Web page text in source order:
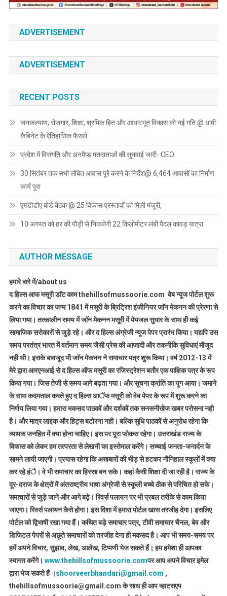
ADVERTISEMENT
ADVERTISEMENT
RECENT POSTS
जनकल्याण, रोजगार, शिक्षा, श्रमिक हित और आधारभूत विकास को नई गति @ धामी
कैबिनेट के ऐतिहासिक फैसले
प्रदेश में विसंगति और अनमैप्ड मतदाताओं की सुनवाई जारी- CEO
30 सितंबर तक सभी लंबित आवास पूरे करने के निर्देश@ 6,464 आवासों का निर्माण
कार्य पूरा
एमडीडीए बोर्ड बैठक @ 25 विकास प्रस्तावों को मिली मंजूरी,
10 अगस्त को हर की पौड़ी से निकलेगी 22 किलोमीटर लंबी पैदल कावड़ यात्रा
AUTHOR MESSAGE
हमारे बारे में/about us
द हिल्स आफ मसूरी डाॅट काम thehillsofmussoorie.com वेब न्यूज पोर्टल शुरू
करने का विचार का जन्म 1841 में मसूरी के ब्रिट्रिश इंजीनियर जाॅन मेकनन की प्रेरणा से
लिया गया। तत्कालीन समय में जाॅन मेकनन मसूरी में पेयजल सुधार के साथ ही कई
सामाजिक सरोकारों से जुड़े रहे। और द हिल्स अंग्रेजी न्यूज पेपर प्रारंभ किया। यद्यपि उस
समय परतंत्र भारत में वर्तमान समय जैसी प्रेस की आजादी और तकनीकि सुविधाएं मौजूद
नही थी। इसके बावजूद भी जाॅन मेकनन ने समाचार पत्र शुरू किया। वर्ष 2012-13 में
मेरे द्वारा आरएनआई से द हिल्स ऑफ मसूरी का रजिस्ट्रेशन बतौर एक पाक्षिक पत्र के रूप
किया गया। जिस तेजी से समय आगे बढ़ता गया। और सूचना क्रांति का युग आया। जमाने
के साथ कदमताल करते हुए द हिल्स आॅफ मसूरी को वेब पेपर के रूप में शुरू करने का
निर्णय लिया गया। हमारा मकसद पाठकों और दर्शकों तक सनसनीखेज खबर परोसना नही
है। और मात्र लाइक और हिट्स बटोरना नही। बल्कि सुधि पाठकों से अनुरोध रहेगा कि
व्यापक जनहित में क्या होना चाहिए। इस पर पूरा फोकस रहेगा। उत्तराखंड राज्य के
विकास को लेकर हम तत्परता से लेखनी का इस्तेमाल करेंगे। सच्चाई जनता-जनार्दन के
सामने लायी जाएगी। प्रयास रहेगा कि अखबारों की भीड़ से हटकर नौनिहाल स्कूलों में क्या
कर रहे हंै। वे भी समाचार का हिस्सा बन सके। कहां कैसी शिक्षा दी जा रही है। राज्य के
दूर-दराज के क्षेत्रों में अंतराष्ट्रीय भाषा अंग्रेजी से स्कूली बच्चे ठीक से परिचित हो सके।
समाचारों से जुड़े जाने और आगे बढ़े। रिवर्स पलायन पर भी प्रबल तरीके से काम किया
जाएगा। रिवर्स पलायन कैसे होगा। इस दिशा में हमारा पोर्टल खास तरजीह देगा। इसलिए
पोर्टल को द्विभाषी रखा गया हैं। कथित बड़े समाचार पत्र, टीवी समाचार चैनल, बेव और
डिजिटल पेपरों से अछूते समाचारों को तरजीह देना ही मकसद है। आप भी समय-समय पर
हमें अपने विचार, सुझाव, लेख, आलेख, टिप्पणी भेज सकते हैं। हम हमेशा ही आपका
स्वागत करेंगे। www.thehillsofmussoorie.comपर आप अपने विचार इमेल
द्वारा भेज सकते हैं ।shoorveerbhandari@gmail.com ,
thehillsofmussoorie@gmail.com के साथ ही आप व्हाटसएप